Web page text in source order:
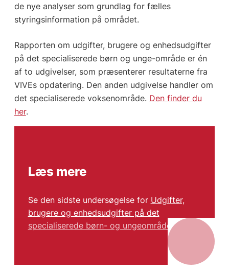
de nye analyser som grundlag for fælles
styringsinformation på området.
Rapporten om udgifter, brugere og enhedsudgifter
på det specialiserede børn og unge-område er én
af to udgivelser, som præsenterer resultaterne fra
VIVEs opdatering. Den anden udgivelse handler om
det specialiserede voksenområde. Den finder du
her.
Læs mere
Se den sidste undersøgelse for Udgifter,
brugere og enhedsudgifter på det
specialiserede børn- og ungeområde